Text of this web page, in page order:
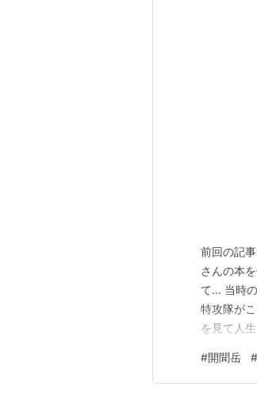
前回の記
さんの本
て… 当時
特攻隊が
を見て人
泊まり、
しそうめ
#開聞岳 #